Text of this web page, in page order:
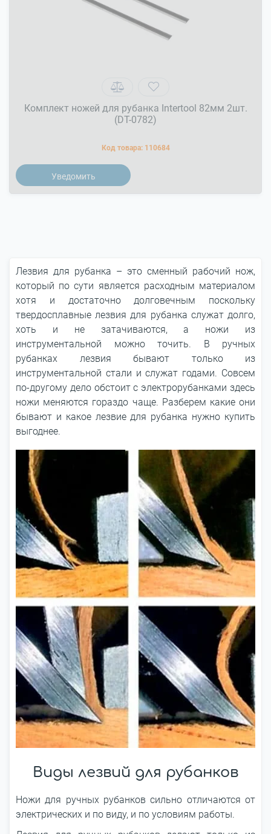
Комплект ножей для рубанка Intertool 82мм 2шт.
(DT-0782)
Код товара: 110684
Уведомить
Лезвия для рубанка – это сменный рабочий нож,
который по сути является расходным материалом
хотя и достаточно долговечным поскольку
твердосплавные лезвия для рубанка служат долго,
хоть и не затачиваются, а ножи из
инструментальной можно точить. В ручных
рубанках лезвия бывают только из
инструментальной стали и служат годами. Совсем
по-другому дело обстоит с электрорубанками здесь
ножи меняются гораздо чаще. Разберем какие они
бывают и какое лезвие для рубанка нужно купить
выгоднее.
Виды лезвий для рубанков
Ножи для ручных рубанков сильно отличаются от
электрических и по виду, и по условиям работы.